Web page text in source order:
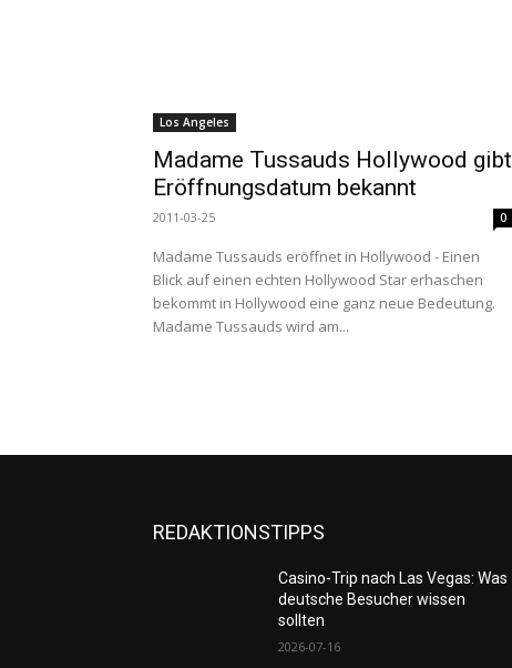
Los Angeles
Madame Tussauds Hollywood gibt
Eröffnungsdatum bekannt
2011-03-25 0
Madame Tussauds eröffnet in Hollywood - Einen
Blick auf einen echten Hollywood Star erhaschen
bekommt in Hollywood eine ganz neue Bedeutung.
Madame Tussauds wird am...
REDAKTIONSTIPPS
Casino-Trip nach Las Vegas: Was
deutsche Besucher wissen
sollten
2026-07-16